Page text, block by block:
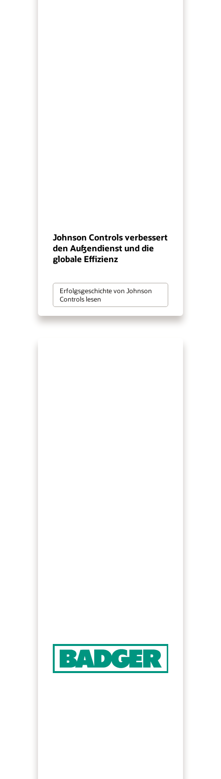
Johnson Controls verbessert
den Außendienst und die
globale Effizienz
Erfolgsgeschichte von Johnson
Controls lesen